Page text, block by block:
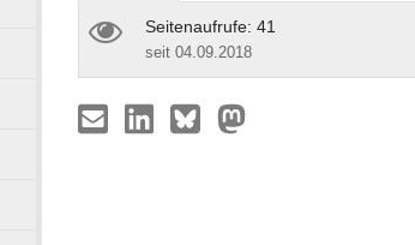
Seitenaufrufe: 41
seit 04.09.2018